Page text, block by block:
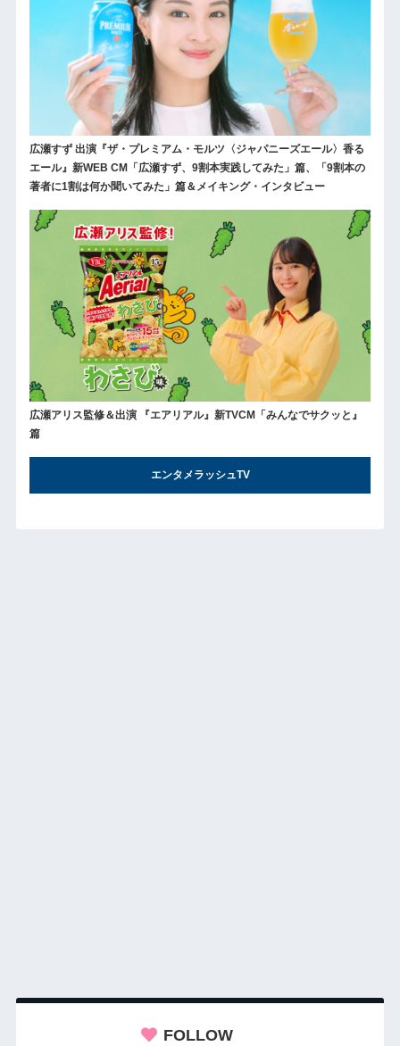
広瀬すず 出演『ザ・プレミアム・モルツ〈ジャパニーズエール〉香る
エール』新WEB CM「広瀬すず、9割本実践してみた」篇、「9割本の
著者に1割は何か聞いてみた」篇＆メイキング・インタビュー
広瀬アリス監修＆出演 『エアリアル』新TVCM「みんなでサクッと』
篇
エンタメラッシュTV
FOLLOW